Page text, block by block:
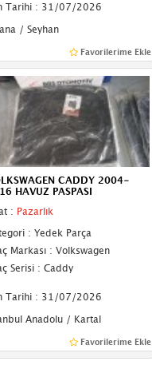
Tarihi : 31/07/2026
/ Seyhan
Favorilerime Ekle
CADDY 2004-
HAVUZ PASPASI
: Pazarlık
: Yedek Parça
Markası : Volkswagen
Serisi : Caddy
Tarihi : 31/07/2026
Anadolu / Kartal
Favorilerime Ekle